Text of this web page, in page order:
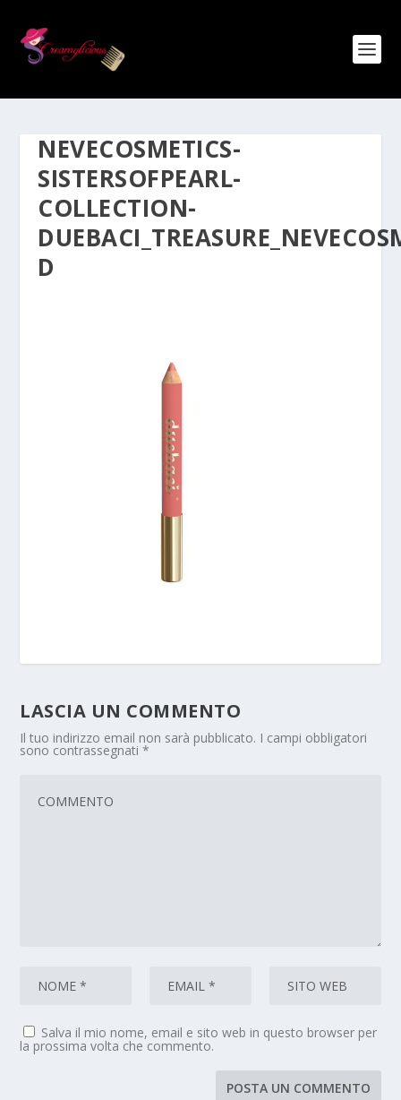
NEVECOSMETICS-
SISTERSOFPEARL-
COLLECTION-
D
LASCIA UN COMMENTO
Il tuo indirizzo email non sarà pubblicato. I campi obbligatori
sono contrassegnati*
Salva il mio nome, email e sito web in questo browser per
la prossima volta che commento.